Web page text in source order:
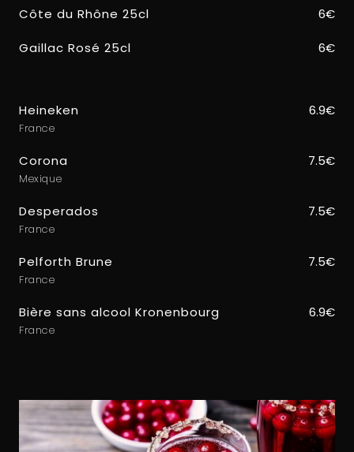
Côte du Rhône 25cl 6€
Gaillac Rosé 25cl 6€
Heineken
France
6.9€
Corona
Mexique
7.5€
Desperados
France
7.5€
Pelforth Brune
France
7.5€
Bière sans alcool Kronenbourg
France
6.9€